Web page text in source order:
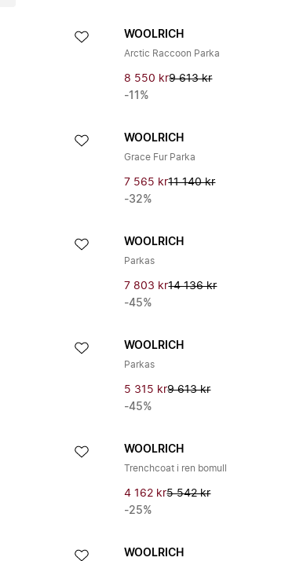
WOOLRICH
Arctic Raccoon Parka
8 550 kr9 613 kr
-11%
WOOLRICH
Grace Fur Parka
7 565 kr11 140 kr
-32%
WOOLRICH
Parkas
7 803 kr14 136 kr
-45%
WOOLRICH
Parkas
5 315 kr9 613 kr
-45%
WOOLRICH
Trenchcoat i ren bomull
4 162 kr5 542 kr
-25%
WOOLRICH